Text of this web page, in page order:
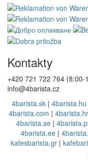
Kontakty
+420 721 722 764 (8:00-
info@4barista.cz
4barista.sk| 4barista.hu
4barista.com | 4barista.hr
4barista.se |
4barista.ee|
kafesbarista.gr|